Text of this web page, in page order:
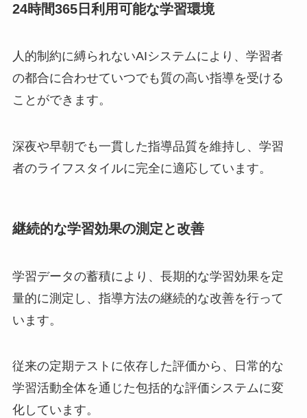
24時間365日利用可能な学習環境
人的制約に縛られないAIシステムにより、学習者
の都合に合わせていつでも質の高い指導を受ける
ことができます。
深夜や早朝でも一貫した指導品質を維持し、学習
者のライフスタイルに完全に適応しています。
継続的な学習効果の測定と改善
学習データの蓄積により、長期的な学習効果を定
量的に測定し、指導方法の継続的な改善を行って
います。
従来の定期テストに依存した評価から、日常的な
学習活動全体を通じた包括的な評価システムに変
化しています。